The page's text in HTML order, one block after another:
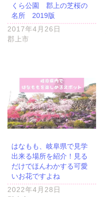
くら公園 郡上の芝桜の
名所 2019版
2017年4月26日
郡上市
はなもも、岐阜県で見学
出来る場所を紹介！見る
だけでほんわかする可愛
いお花ですよね
2022年4月28日